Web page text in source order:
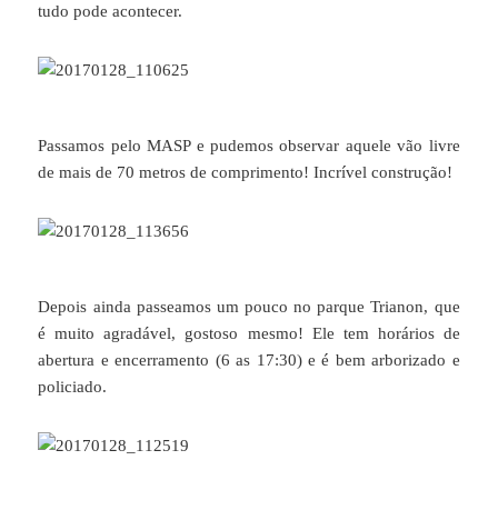
tudo pode acontecer.
Passamos pelo MASP e pudemos observar aquele vão livre
de mais de 70 metros de comprimento! Incrível construção!
Depois ainda passeamos um pouco no parque Trianon, que
é muito agradável, gostoso mesmo! Ele tem horários de
abertura e encerramento (6 as 17:30) e é bem arborizado e
policiado.